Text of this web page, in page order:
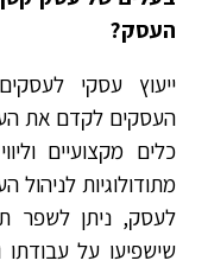
העסק?
ייעוץ עסקי
העסקים לקדם את
כלים מקצועיים
מתודולוגיות לניהול
לעסק, ניתן לשפר
שישפיעו על עבודתו